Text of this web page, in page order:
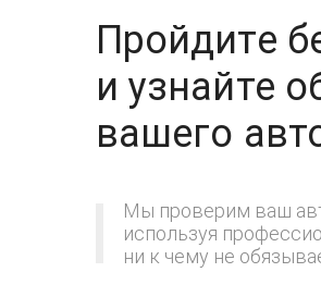
Пройдите
и узнайте
вашего
Мы проверим ваш
используя
ни к чему не